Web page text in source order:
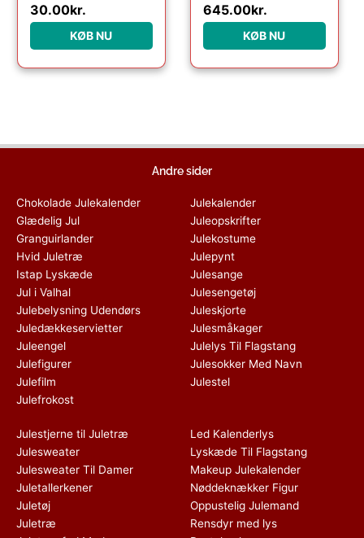
30.00kr.
KØB NU
645.00kr.
KØB NU
Andre sider
Chokolade Julekalender
Glædelig Jul
Granguirlander
Hvid Juletræ
Istap Lyskæde
Jul i Valhal
Julebelysning Udendørs
Juledækkeservietter
Juleengel
Julefigurer
Julefilm
Julefrokost
Julekalender
Juleopskrifter
Julekostume
Julepynt
Julesange
Julesengetøj
Juleskjorte
Julesmåkager
Julelys Til Flagstang
Julesokker Med Navn
Julestel
Julestjerne til Juletræ
Julesweater
Julesweater Til Damer
Juletallerkener
Juletøj
Juletræ
Led Kalenderlys
Lyskæde Til Flagstang
Makeup Julekalender
Nøddeknækker Figur
Oppustelig Julemand
Rensdyr med lys